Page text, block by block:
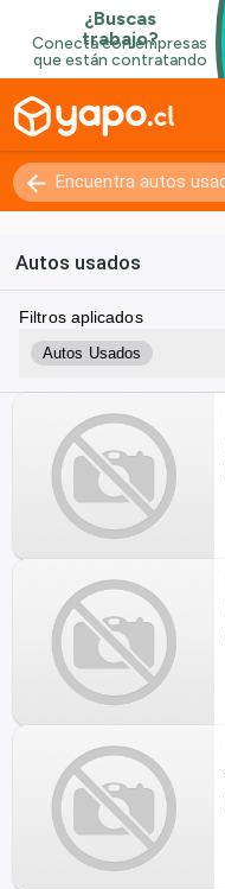
Autos usados
Filtros aplicados
Autos Usados